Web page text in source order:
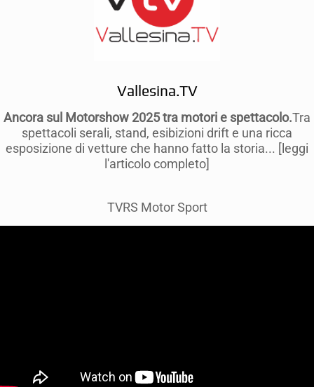
Vallesina.TV
Ancora sul Motorshow 2025 tra motori e spettacolo.Tra
spettacoli serali, stand, esibizioni drift e una ricca
esposizione di vetture che hanno fatto la storia... [leggi
l'articolo completo]
TVRS Motor Sport